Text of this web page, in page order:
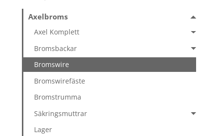
Axelbroms
Axel Komplett
Bromsbackar
Bromswire
Bromswirefäste
Bromstrumma
Säkringsmuttrar
Lager